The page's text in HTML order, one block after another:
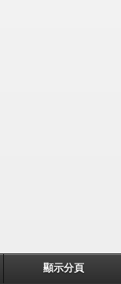
顯示分頁